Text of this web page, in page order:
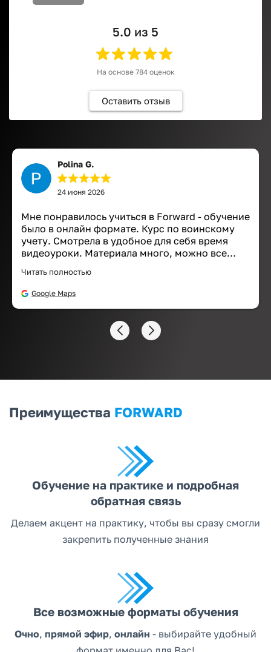
5.0 из 5
На основе 784оценок
Оставить отзыв
Polina G.
24 июня 2026
Мне понравилось учиться в Forward - обучение
было в онлайн формате. Курс по воинскому
учету. Смотрела в удобное для себя время
видеоуроки. Материала много, можно все
презентацию в течении следующего года, если
нужно. Рекомендую!
Читать полностью
Google Maps
Преимущества FORWARD
Обучение на практике и подробная
обратная связь
Делаем акцент на практику, чтобы вы сразу смогли
закрепить полученные знания
Все возможные форматы обучения
Очно, прямой эфир, онлайн - выбирайте удобный